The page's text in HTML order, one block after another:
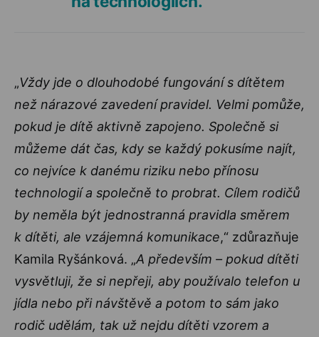
„Vždy jde o dlouhodobé fungování s dítětem
než nárazové zavedení pravidel. Velmi pomůže,
pokud je dítě aktivně zapojeno. Společně si
můžeme dát čas, kdy se každý pokusíme najít,
co nejvíce k danému riziku nebo přínosu
technologií a společně to probrat. Cílem rodičů
by neměla být jednostranná pravidla směrem
k dítěti, ale vzájemná komunikace,“ zdůrazňuje
Kamila Ryšánková. „A především – pokud dítěti
vysvětluji, že si nepřeji, aby používalo telefon u
jídla nebo při návštěvě a potom to sám jako
rodič udělám, tak už nejdu dítěti vzorem a